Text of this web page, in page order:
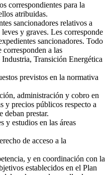
correspondientes para la
atribuidas.
sancionadores relativos a
y graves. Les corresponde
sancionadores. Todo
a las
Transición Energética
previstos en la normativa
administración y cobro en
y precios públicos respecto a
deban prestar.
y estudios en las áreas
de acceso a la
y en coordinación con la
establecidos en el Plan